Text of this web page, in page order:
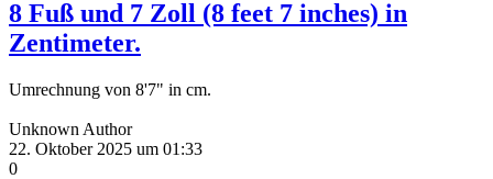
8 Fuß und 7 Zoll (8 feet 7 inches) in
Zentimeter.
Umrechnung von 8'7" in cm.
Unknown Author
22. Oktober 2025 um 01:33
0